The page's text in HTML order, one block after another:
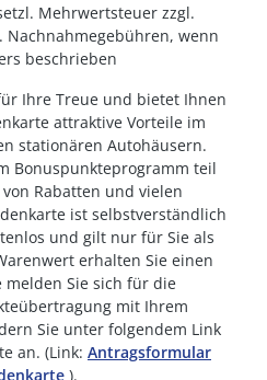
Mehrwertsteuer zzgl.
Nachnahmegebühren, wenn
beschrieben
Ihre Treue und bietet Ihnen
attraktive Vorteile im
stationären Autohäusern.
Bonuspunkteprogramm teil
Rabatten und vielen
ist selbstverständlich
und gilt nur für Sie als
erhalten Sie einen
melden Sie sich für die
mit Ihrem
Sie unter folgendem Link
an. (Link: Antragsformular
).